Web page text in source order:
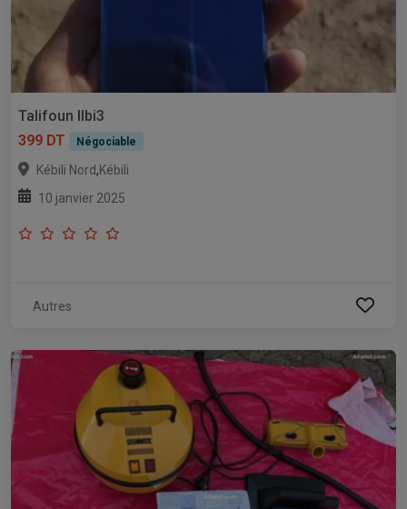
Talifoun llbi3
399 DT
Négociable
Kébili Nord,Kébili
10 janvier 2025
Autres